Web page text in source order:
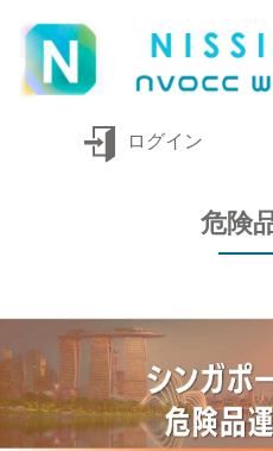
ログイン
危険